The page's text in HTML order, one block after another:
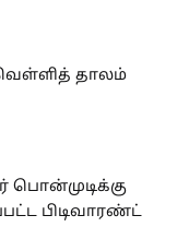
தாலம்
பிடிவாரண்ட்